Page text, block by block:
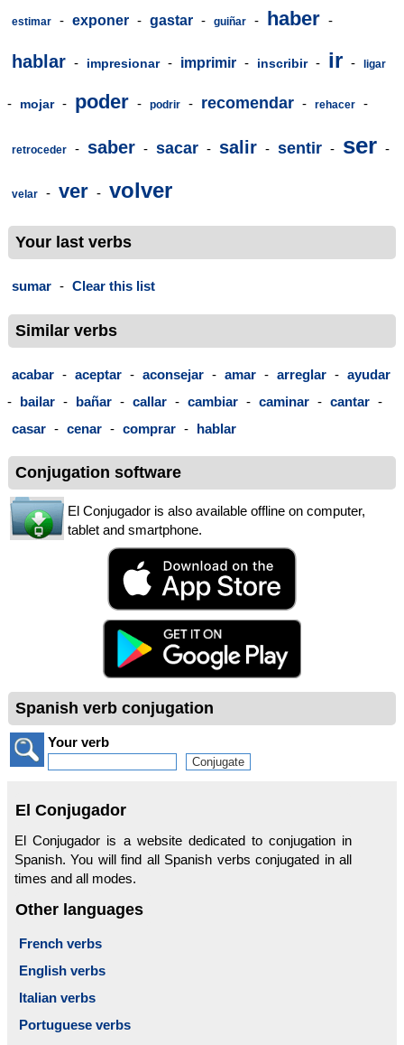
estimar - exponer - gastar - guiñar - haber -
hablar - impresionar - imprimir - inscribir - ir - ligar
- mojar - poder - podrir - recomendar - rehacer -
retroceder - saber - sacar - salir - sentir - ser -
velar - ver - volver
Your last verbs
sumar - Clear this list
Similar verbs
acabar - aceptar - aconsejar - amar - arreglar - ayudar
- bailar - bañar - callar - cambiar - caminar - cantar -
casar - cenar - comprar - hablar
Conjugation software
El Conjugador is also available offline on computer,
tablet and smartphone.
Spanish verb conjugation
Your verb
El Conjugador
El Conjugador is a website dedicated to conjugation in
Spanish. You will find all Spanish verbs conjugated in all
times and all modes.
Other languages
French verbs
English verbs
Italian verbs
Portuguese verbs